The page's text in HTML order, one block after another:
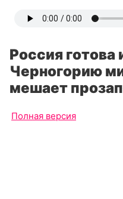
Россия готова
Черногорию
мешает
Полная версия